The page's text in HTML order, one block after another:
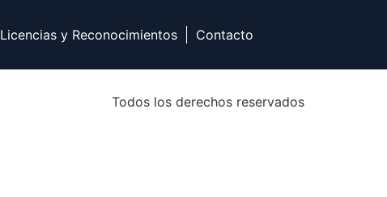
Licencias y Reconocimientos Contacto
Todos los derechos reservados